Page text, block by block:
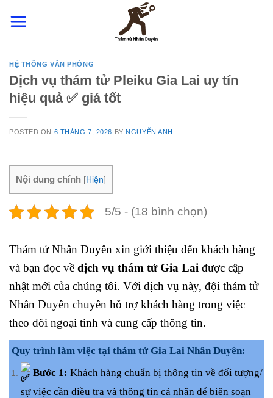
HỆ THỐNG VĂN PHÒNG
Dịch vụ thám tử Pleiku Gia Lai uy tín
hiệu quả ✅ giá tốt
POSTED ON 6 THÁNG 7, 2026 BY NGUYỄN ANH
Nội dung chính [Hiện]
5/5 - (18 bình chọn)
Thám tử Nhân Duyên xin giới thiệu đến khách hàng
và bạn đọc về dịch vụ thám tử Gia Lai được cập
nhật mới của chúng tôi. Với dịch vụ này, đội thám tử
Nhân Duyên chuyên hỗ trợ khách hàng trong việc
theo dõi ngoại tình và cung cấp thông tin.
Quy trình làm việc tại thám tử Gia Lai Nhân Duyên:
Bước 1: Khách hàng chuẩn bị thông tin về đối tượng/
sự việc cần điều tra và thông tin cá nhân để biên soạn